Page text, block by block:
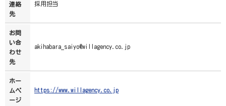
連絡
先
採用担当
お問
い合
わせ
先
akihabara_saiyo@willagency.co.jp
ホー
ムペ
ージ
https://www.willagency.co.jp